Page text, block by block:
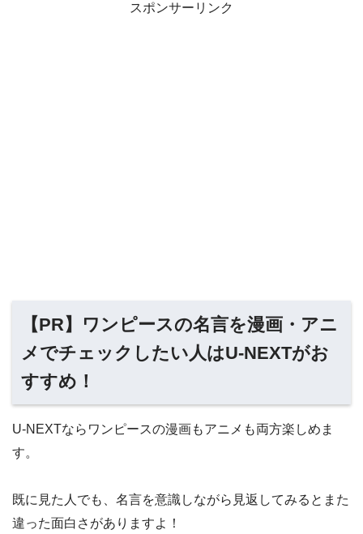
スポンサーリンク
【PR】ワンピースの名言を漫画・アニ
メでチェックしたい人はU-NEXTがお
すすめ！
U-NEXTならワンピースの漫画もアニメも両方楽しめま
す。
既に見た人でも、名言を意識しながら見返してみるとまた
違った面白さがありますよ！